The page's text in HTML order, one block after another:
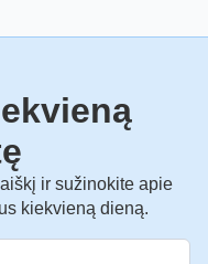
ir sužinokite apie
kiekvieną dieną.